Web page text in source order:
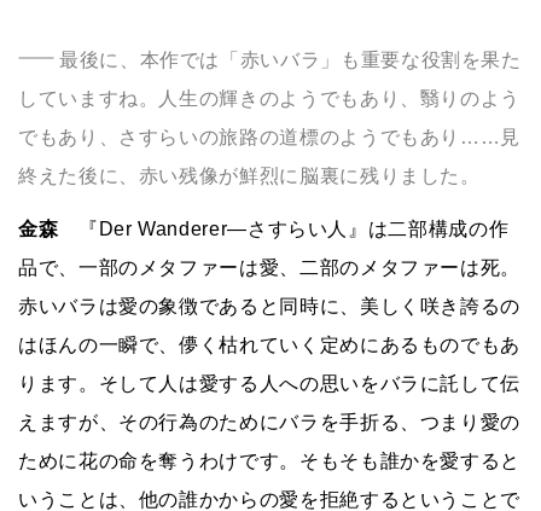
最後に、本作では「赤いバラ」も重要な役割を果た
していますね。人生の輝きのようでもあり、翳りのよう
でもあり、さすらいの旅路の道標のようでもあり……見
終えた後に、赤い残像が鮮烈に脳裏に残りました。
金森 『Der Wanderer―さすらい人』は二部構成の作
品で、一部のメタファーは愛、二部のメタファーは死。
赤いバラは愛の象徴であると同時に、美しく咲き誇るの
はほんの一瞬で、儚く枯れていく定めにあるものでもあ
ります。そして人は愛する人への思いをバラに託して伝
えますが、その行為のためにバラを手折る、つまり愛の
ために花の命を奪うわけです。そもそも誰かを愛すると
いうことは、他の誰かからの愛を拒絶するということで